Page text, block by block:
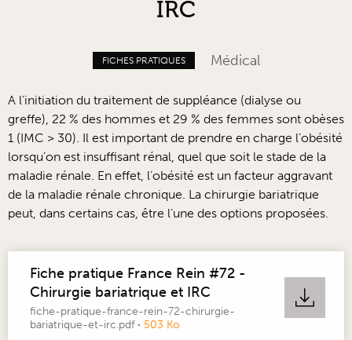
IRC
FICHES PRATIQUES Médical
A l’initiation du traitement de suppléance (dialyse ou
greffe), 22 % des hommes et 29 % des femmes sont obèses
1 (IMC > 30). Il est important de prendre en charge l’obésité
lorsqu’on est insuffisant rénal, quel que soit le stade de la
maladie rénale. En effet, l’obésité est un facteur aggravant
de la maladie rénale chronique. La chirurgie bariatrique
peut, dans certains cas, être l’une des options proposées.
Fiche pratique France Rein #72 -
Chirurgie bariatrique et IRC
fiche-pratique-france-rein-72-chirurgie-
bariatrique-et-irc.pdf· 503 Ko